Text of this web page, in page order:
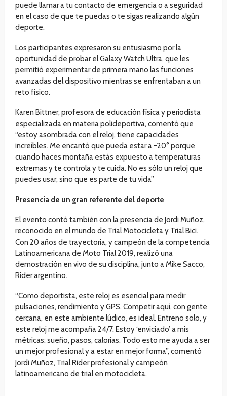
puede llamar a tu contacto de emergencia o a seguridad
en el caso de que te puedas o te sigas realizando algún
deporte.
Los participantes expresaron su entusiasmo por la
oportunidad de probar el Galaxy Watch Ultra, que les
permitió experimentar de primera mano las funciones
avanzadas del dispositivo mientras se enfrentaban a un
reto físico.
Karen Bittner, profesora de educación física y periodista
especializada en materia polideportiva, comentó que
“estoy asombrada con el reloj, tiene capacidades
increíbles. Me encantó que pueda estar a -20° porque
cuando haces montaña estás expuesto a temperaturas
extremas y te controla y te cuida. No es sólo un reloj que
puedes usar, sino que es parte de tu vida”
Presencia de un gran referente del deporte
El evento contó también con la presencia de Jordi Muñoz,
reconocido en el mundo de Trial Motocicleta y Trial Bici.
Con 20 años de trayectoria, y campeón de la competencia
Latinoamericana de Moto Trial 2019, realizó una
demostración en vivo de su disciplina, junto a Mike Sacco,
Rider argentino.
“Como deportista, este reloj es esencial para medir
pulsaciones, rendimiento y GPS. Competir aquí, con gente
cercana, en este ambiente lúdico, es ideal. Entreno solo, y
este reloj me acompaña 24/7. Estoy ‘enviciado’ a mis
métricas: sueño, pasos, calorías. Todo esto me ayuda a ser
un mejor profesional y a estar en mejor forma”, comentó
Jordi Muñoz, Trial Rider profesional y campeón
latinoamericano de trial en motocicleta.